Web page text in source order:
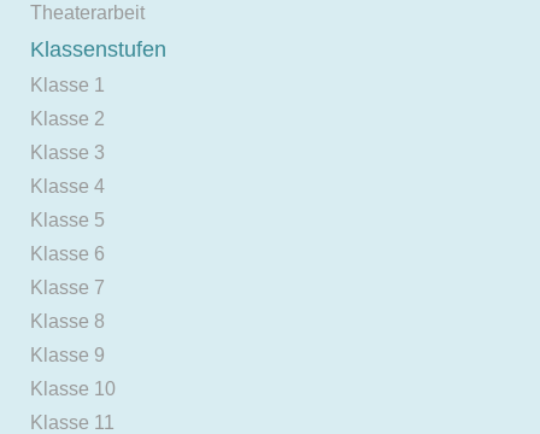
Theaterarbeit
Klassenstufen
Klasse 1
Klasse 2
Klasse 3
Klasse 4
Klasse 5
Klasse 6
Klasse 7
Klasse 8
Klasse 9
Klasse 10
Klasse 11